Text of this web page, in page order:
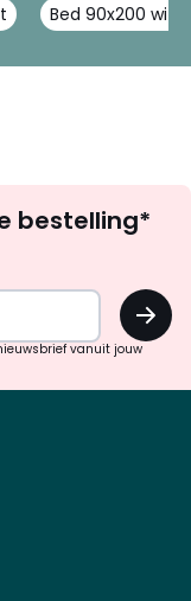
Bed 90x200 wit
bestelling*
OK
vanuit jouw